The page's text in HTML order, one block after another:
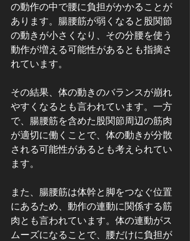
の動作の中で腰に負担がかかることが
あります。腸腰筋が弱くなると股関節
の動きが小さくなり、その分腰を使う
動作が増える可能性があるとも指摘さ
れています。
その結果、体の動きのバランスが崩れ
やすくなるとも言われています。一方
で、腸腰筋を含めた股関節周辺の筋肉
が適切に働くことで、体の動きが分散
される可能性があるとも考えられてい
ます。
また、腸腰筋は体幹と脚をつなぐ位置
にあるため、動作の連動に関係する筋
肉とも言われています。体の連動がス
ムーズになることで、腰だけに負担が